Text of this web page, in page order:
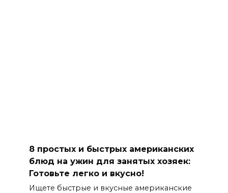
8 простых и быстрых американских
блюд на ужин для занятых хозяек:
Готовьте легко и вкусно!
Ищете быстрые и вкусные американские